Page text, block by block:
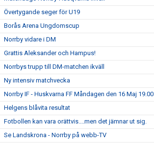
Övertygande seger för U19
Borås Arena Ungdomscup
Norrby vidare i DM
Grattis Aleksander och Hampus!
Norrbys trupp till DM-matchen ikväll
Ny intensiv matchvecka
Norrby IF - Huskvarna FF Måndagen den 16 Maj 19.00
Helgens blåvita resultat
Fotbollen kan vara orättvis....men det jämnar ut sig.
Se Landskrona - Norrby på webb-TV